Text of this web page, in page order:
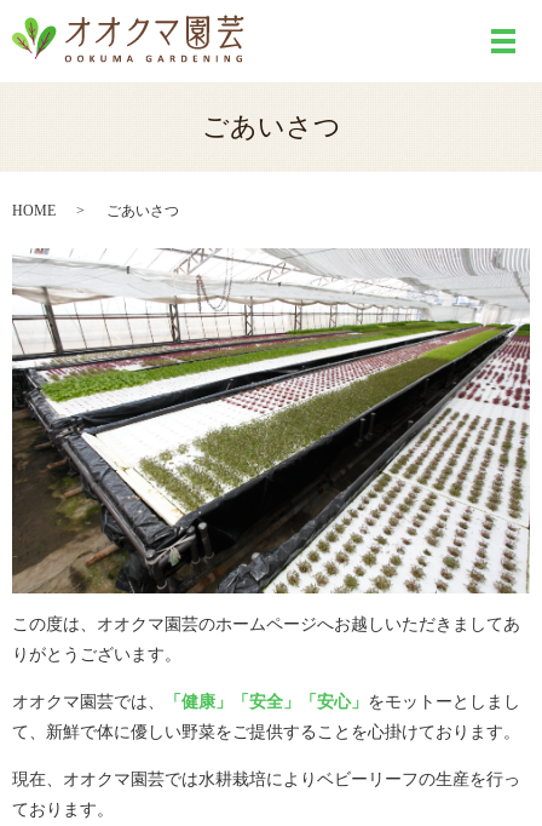
メ
ごあいさつ
HOME ごあいさつ
この度は、オオクマ園芸のホームページへお越しいただきましてあ
りがとうございます。
オオクマ園芸では、 「健康」「安全」「安心」 をモットーとしまし
て、新鮮で体に優しい野菜をご提供することを心掛けております。
現在、オオクマ園芸では水耕栽培によりベビーリーフの生産を行っ
ております。